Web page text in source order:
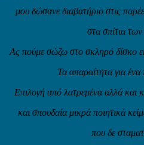
μου δώσανε διαβατήριο στις
στα σπίτια
Ας πούμε σώζω στο σκληρό δίσκο
Τα απαραίτητα για ένα
Επιλογή από λατρεμένα αλλά και
και σπουδαία μικρά ποιητικά
που δε